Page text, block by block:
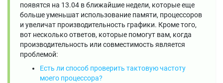
появятся на 13.04 в ближайшие недели, которые еще
больше уменьшат использование памяти, процессоров
и увеличат производительность графики. Кроме того,
вот несколько ответов, которые помогут вам, когда
производительность или совместимость является
проблемой:
Есть ли способ проверить тактовую частоту
моего процессора?